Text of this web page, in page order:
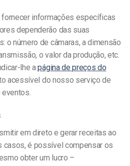
fornecer informações específicas
dependerão das suas
o número de câmaras, a dimensão
o valor da produção, etc.
lhe apágina de preços do
acessível do nosso serviço de
em direto e gerar receitas ao
casos, é possível compensar os
obter um lucro –